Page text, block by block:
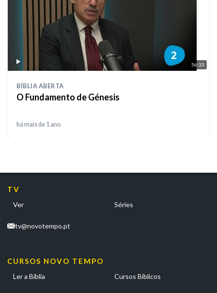
56:33
BÍBLIA ABERTA
O Fundamento de Génesis
há mais de 1 ano
TV
Ver Séries
tv@novotempo.pt
CURSOS NOVO TEMPO
Ler a Bíblia Cursos Bíblicos